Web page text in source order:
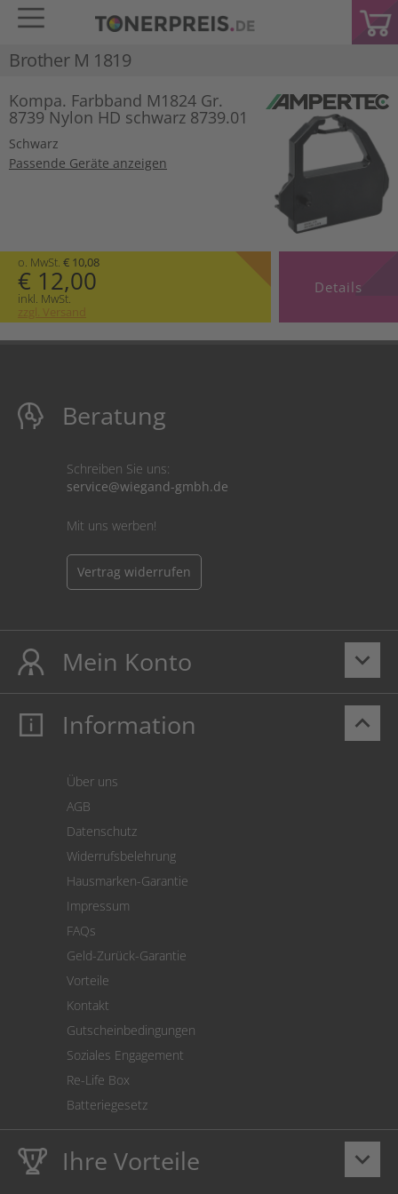
Brother M 1819
Kompa. Farbband M1824 Gr.
8739 Nylon HD schwarz 8739.01
Schwarz
Passende Geräte anzeigen
o. MwSt. € 10,08
€ 12,00
inkl. MwSt.
zzgl. Versand
Details
Beratung
Schreiben Sie uns:
service@wiegand-gmbh.de
Mit uns werben!
Vertrag widerrufen
keyboard_arrow_down
Mein Konto
Mein Konto
Cookie Einstellungen
keyboard_arrow_up
Information
Über uns
AGB
Datenschutz
Widerrufsbelehrung
Hausmarken-Garantie
Impressum
FAQs
Geld-Zurück-Garantie
Vorteile
Kontakt
Gutscheinbedingungen
Soziales Engagement
Re-Life Box
Batteriegesetz
keyboard_arrow_down
Ihre Vorteile